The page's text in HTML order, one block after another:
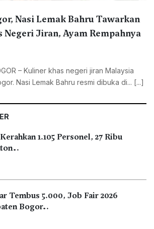
Nasi Lemak Bahru Tawarkan
Negeri Jiran, Ayam Rempahnya
– Kuliner khas negeri jiran Malaysia
Nasi Lemak Bahru resmi dibuka di... [...]
1.105 Personel, 27 Ribu
Tembus 5.000, Job Fair 2026
Bogor…